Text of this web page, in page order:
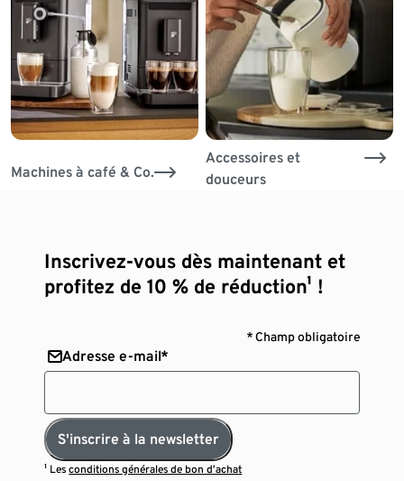
Machines à café & Co.
Accessoires et
douceurs
Inscrivez-vous dès maintenant et
profitez de 10 % de réduction¹ !
* Champ obligatoire
Adresse e-mail*
S'inscrire à la newsletter
¹ Lesconditions générales de bon d’achat